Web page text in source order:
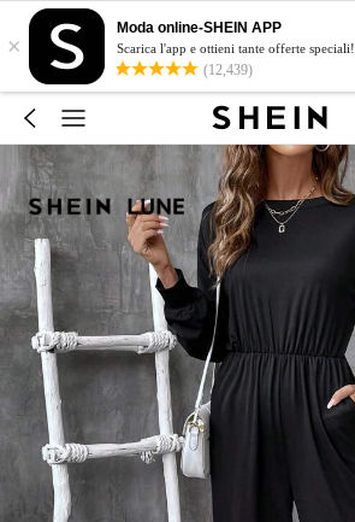
×
Moda online-SHEIN APP
Scarica l'app e ottieni tante offerte speciali!
(12,439)